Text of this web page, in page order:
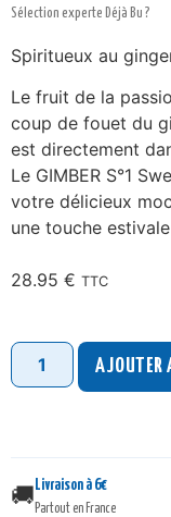
Sélection experte Déjà Bu ?
Spiritueux au
Le fruit de la
coup de fouet du
est directement
Le GIMBER S°1
votre délicieux
une touche
28.95 € TTC
AJOUTER
🚚
Livraison à 6€
Partout en France